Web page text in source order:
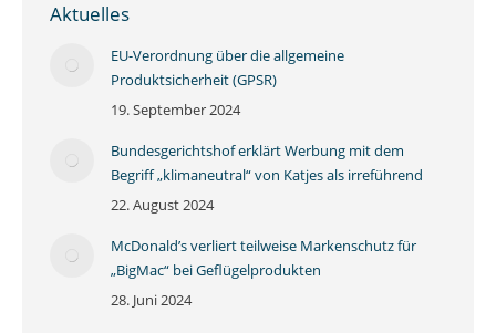
Aktuelles
EU-Verordnung über die allgemeine
Produktsicherheit (GPSR)
19. September 2024
Bundesgerichtshof erklärt Werbung mit dem
Begriff „klimaneutral“ von Katjes als irreführend
22. August 2024
McDonald’s verliert teilweise Markenschutz für
„BigMac“ bei Geflügelprodukten
28. Juni 2024